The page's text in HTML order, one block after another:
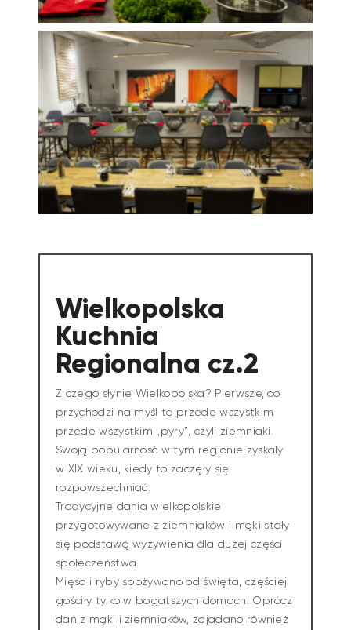
Wielkopolska
Kuchnia
Regionalna cz.2
Z czego słynie Wielkopolska? Pierwsze, co
przychodzi na myśl to przede wszystkim
przede wszystkim „pyry”, czyli ziemniaki.
Swoją popularność w tym regionie zyskały
w XIX wieku, kiedy to zaczęły się
rozpowszechniać.
Tradycyjne dania wielkopolskie
przygotowywane z ziemniaków i mąki stały
się podstawą wyżywienia dla dużej części
społeczeństwa.
Mięso i ryby spożywano od święta, częściej
gościły tylko w bogatszych domach. Oprócz
dań z mąki i ziemniaków, zajadano również